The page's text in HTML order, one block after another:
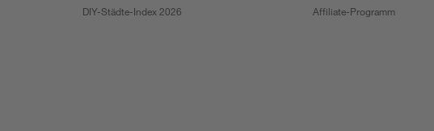
DIY-Städte-Index 2026
Affiliate-Programm